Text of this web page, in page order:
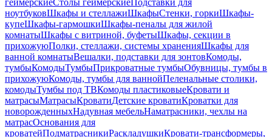
геймерскиеСтолы геймерскиеПодставки для
ноутбуковШкафы и стеллажиШкафыСтенки, горкиШкафы-
купеШкафы-гармошкиШкафы-пеналы для жилой
комнатыШкафы с витриной, буфетыШкафы, секции в
прихожуюПолки, стеллажи, системы храненияШкафы для
ванной комнатыВешалки, подставки для зонтовКомоды,
тумбыКомодыТумбыПрикроватные тумбыОбувницы, тумбы в
прихожуюКомоды, тумбы для ваннойПеленальные столики,
комодыТумбы под ТВКомоды пластиковыеКровати и
матрасыМатрасыКроватиДетские кроватиКроватки для
новорожденныхНадувная мебельНаматрасники, чехлы на
матрасОснования для
кроватейПодматрасникиРаскладушкиКровати-трансформеры,